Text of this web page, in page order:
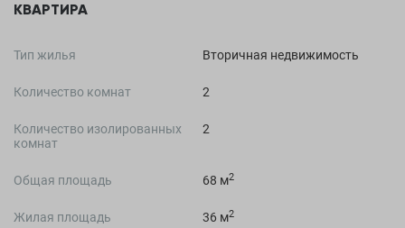
КВАРТИРА
Тип жилья Вторичная недвижимость
Количество комнат 2
Количество изолированных
комнат
2
Общая площадь 68 м2
Жилая площадь 36 м2